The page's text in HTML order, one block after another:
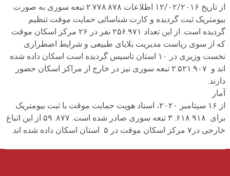
از تاریخ ۱۲/۰۲/۲۰۱۶ اطلاعات ۲.۷۷۸.۸۷۸ تبعه سوری به صورت
بیومتریک ثبت گردیده و کارت شناسائی حمایت موقت تنظیم
گردیده است. از این تعداد ۲۵۶.۹۷۱ نفر در ۲۶ مرکز اسکان موقت
که از سوی ریاست مدیریت بلایای طبیعی و شرایط اضطراری
نخست وزیری در ۱۰ استان تاسیس گردیده است اسکان داده شده
اند و ۲.۵۲۱.۹۰۷ تبعه سوری نیز در خارج از مراکز اسکان حضور
دارند.
آمار
از ۱۶ سپتامبر ۲۰۲۰، اسناد هویت حمایت موقت با ثبت بیومتریک
برای ۹۱۸ ۶۱۸. ۳ تبعه سوری صادر شده است. ۸۷۷. ۵۹ از این اتباع
خارجی در۷ مرکز اسکان موقت در ۵ استان اسکان داده شده اند.